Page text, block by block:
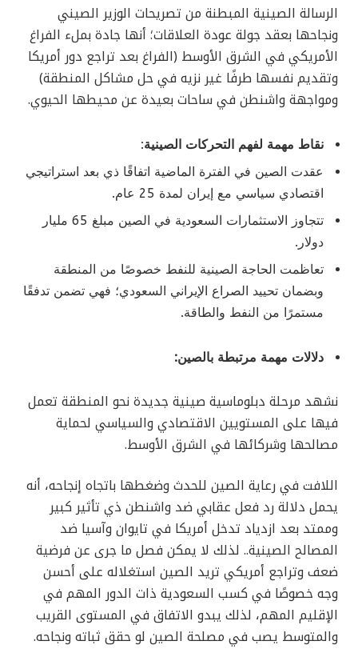
الرسالة الصينية المبطنة من تصريحات الوزير الصيني
ونجاحها بعقد جولة عودة العلاقات؛ أنها جادة بملء الفراغ
الأمريكي في الشرق الأوسط (الفراغ بعد تراجع دور أمريكا
وتقديم نفسها طرفًا غير نزيه في حل مشاكل المنطقة)
ومواجهة واشنطن في ساحات بعيدة عن محيطها الحيوي.
نقاط مهمة لفهم التحركات الصينية:
عقدت الصين في الفترة الماضية اتفاقًا ذي بعد استراتيجي
اقتصادي سياسي مع إيران لمدة 25 عام.
تتجاوز الاستثمارات السعودية في الصين مبلغ 65 مليار
دولار.
تعاظمت الحاجة الصينية للنفط خصوصًا من المنطقة
وبضمان تحييد الصراع الإيراني السعودي؛ فهي تضمن تدفقًا
مستمرًا من النفط والطاقة.
دلالات مهمة مرتبطة بالصين:
نشهد مرحلة دبلوماسية صينية جديدة نحو المنطقة تعمل
فيها على المستويين الاقتصادي والسياسي لحماية
مصالحها وشركائها في الشرق الأوسط.
اللافت في رعاية الصين للحدث وضغطها باتجاه إنجاحه، أنه
يحمل دلالة رد فعل عقابي ضد واشنطن ذي تأثير كبير
وممتد بعد ازدياد تدخل أمريكا في تايوان وآسيا ضد
المصالح الصينية.. لذلك لا يمكن فصل ما جرى عن فرضية
ضعف وتراجع أمريكي تريد الصين استغلاله على أحسن
وجه خصوصًا في كسب السعودية ذات الدور المهم في
الإقليم المهم، لذلك يبدو الاتفاق في المستوى القريب
والمتوسط يصب في مصلحة الصين لو حقق ثباته ونجاحه.